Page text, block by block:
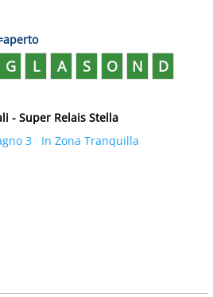
G L A S O N D
- Super Relais Stella
3
In Zona Tranquilla